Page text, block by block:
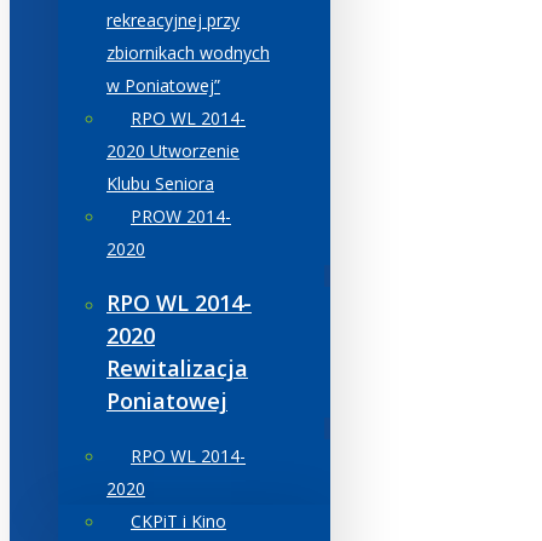
rekreacyjnej przy
zbiornikach wodnych
w Poniatowej”
RPO WL 2014-
2020 Utworzenie
Klubu Seniora
PROW 2014-
2020
RPO WL 2014-
2020
Rewitalizacja
Poniatowej
RPO WL 2014-
2020
CKPiT i Kino